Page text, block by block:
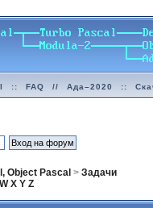
:: FAQ // Ада–2020 ::
Object Pascal > Задачи
W X Y Z